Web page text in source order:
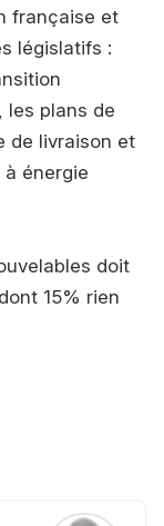
française et
législatifs :
les plans de
de livraison et
énergie
doit
15% rien